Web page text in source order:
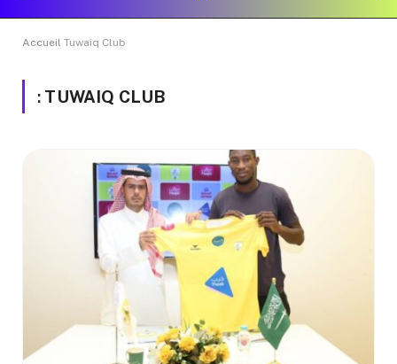
Accueil Tuwaiq Club
: TUWAIQ CLUB